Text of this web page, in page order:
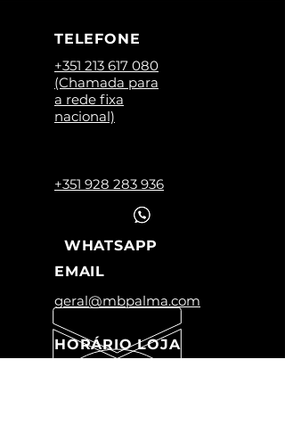
TELEFONE
+351 213 617 080
(Chamada para
a rede fixa
nacional)
+351 928 283 936
WHATSAPP
EMAIL
geral@mbpalma.com
HORÁRIO LOJA